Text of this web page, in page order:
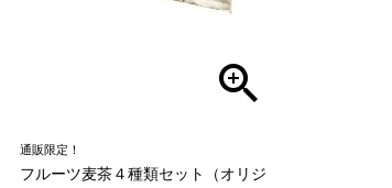
通販限定！
フルーツ麦茶４種類セット（オリジ